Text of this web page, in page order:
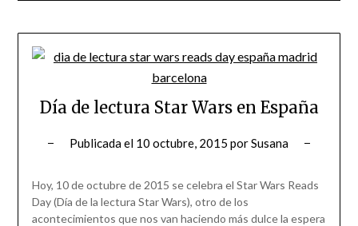
Día de lectura Star Wars en España
Publicada el 10 octubre, 2015 porSusana
Hoy, 10 de octubre de 2015 se celebra el Star Wars Reads
Day (Día de la lectura Star Wars), otro de los
acontecimientos que nos van haciendo más dulce la espera